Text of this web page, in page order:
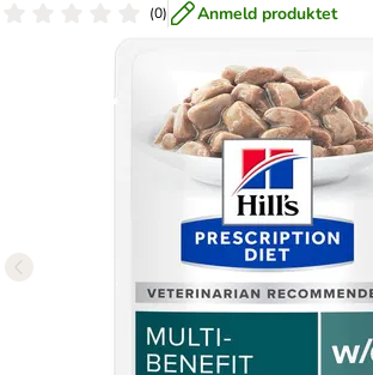
(0) Anmeld produktet